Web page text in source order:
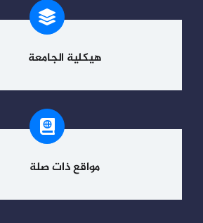
هيكلية الجامعة
مواقع ذات صلة